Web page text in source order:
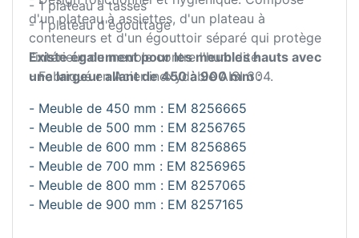
d'un plateau à assiettes, d'un plateau à
conteneurs et d'un égouttoir séparé qui protège
l'intérieur du meuble contre l'humidité.
- Fabriqué en Acier inoxydable AISI 304.
- 1 plateau à tasses
- 1 plateau d'égouttage
Existe également pour les meubles hauts avec
une largeur allant de 450 à 900 mm :
- Meuble de 450 mm : EM 8256665
- Meuble de 500 mm : EM 8256765
- Meuble de 600 mm : EM 8256865
- Meuble de 700 mm : EM 8256965
- Meuble de 800 mm : EM 8257065
- Meuble de 900 mm : EM 8257165